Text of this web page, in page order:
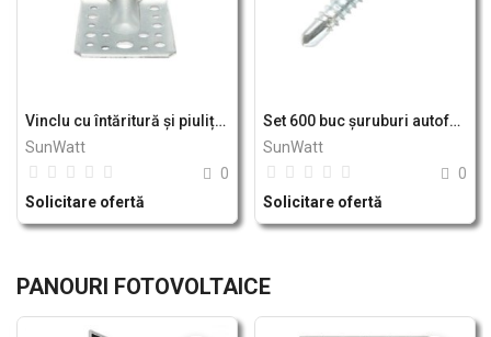
Vinclu cu întăritură și piuliță prinderi panou solar fotovoltaic sistem B - Breckner Germany
SunWatt
0
Solicitare ofertă
Set 600 buc șuruburi autoforante cap hexagonal cu șaibă EPDM 4.8x25mm DIN7504K - Breckner Germany
SunWatt
0
Solicitare ofertă
PANOURI FOTOVOLTAICE